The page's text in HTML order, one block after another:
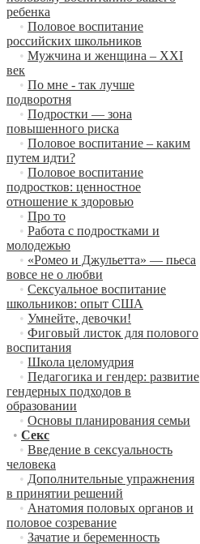
ребенка
• Половое воспитание
российских школьников
• Мужчина и женщина – XXI
век
• По мне - так лучше
подворотня
• Подростки — зона
повышенного риска
• Половое воспитание – каким
путем идти?
• Половое воспитание
подростков: ценностное
отношение к здоровью
• Про то
• Работа с подростками и
молодежью
• «Ромео и Джульетта» — пьеса
вовсе не о любви
• Сексуальное воспитание
школьников: опыт США
• Умнейте, девочки!
• Фиговый листок для полового
воспитания
• Школа целомудрия
• Педагогика и гендер: развитие
гендерных подходов в
образовании
• Основы планирования семьи
• Секс
• Введение в сексуальность
человека
• Дополнительные упражнения
в принятии решений
• Анатомия половых органов и
половое созревание
• Зачатие и беременность